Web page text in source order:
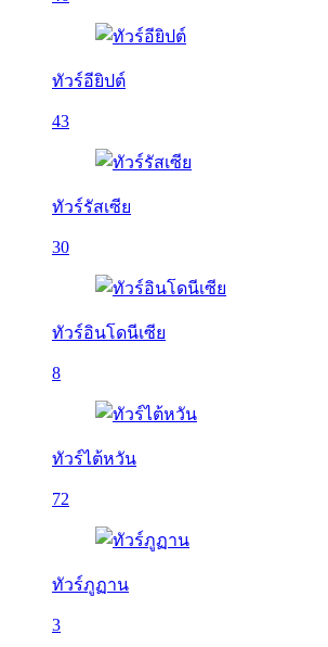
ทัวร์อียิปต์
43
ทัวร์รัสเซีย
30
ทัวร์อินโดนีเซีย
8
ทัวร์ไต้หวัน
72
ทัวร์ภูฏาน
3